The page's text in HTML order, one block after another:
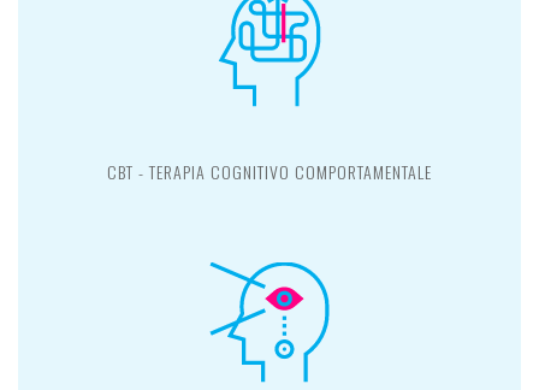
CBT - TERAPIA COGNITIVO COMPORTAMENTALE